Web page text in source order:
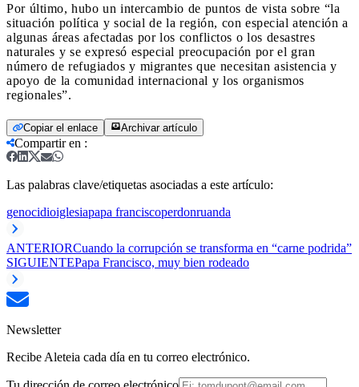
Por último, hubo un intercambio de puntos de vista sobre “la
situación política y social de la región, con especial atención a
algunas áreas afectadas por los conflictos o los desastres
naturales y se expresó especial preocupación por el gran
número de refugiados y migrantes que necesitan asistencia y
apoyo de la comunidad internacional y los organismos
regionales”.
Copiar el enlace Archivar artículo
Compartir en :
Las palabras clave/etiquetas asociadas a este artículo:
genocidioiglesiapapa franciscoperdonruanda
ANTERIORCuando la corrupción se transforma en “carne podrida”
SIGUIENTEPapa Francisco, muy bien rodeado
Newsletter
Recibe Aleteia cada día en tu correo electrónico.